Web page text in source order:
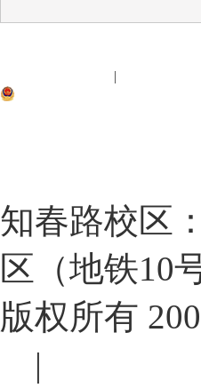
|
知春路校区
区（地铁10
版权所有
|